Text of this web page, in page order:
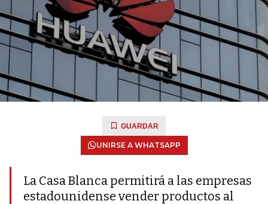
GUARDAR
UNIRSE A WHATSAPP
La Casa Blanca permitirá a las empresas
estadounidense vender productos al